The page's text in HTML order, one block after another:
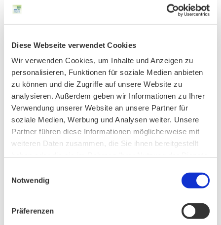
Diese Webseite verwendet Cookies
Wir verwenden Cookies, um Inhalte und Anzeigen zu
personalisieren, Funktionen für soziale Medien anbieten
zu können und die Zugriffe auf unsere Website zu
analysieren. Außerdem geben wir Informationen zu Ihrer
Verwendung unserer Website an unsere Partner für
soziale Medien, Werbung und Analysen weiter. Unsere
Partner führen diese Informationen möglicherweise mit
weiteren Daten zusammen, die Sie ihnen bereitgestellt
Notwendig
Präferenzen
Ansprechpartner für Rückfragen: